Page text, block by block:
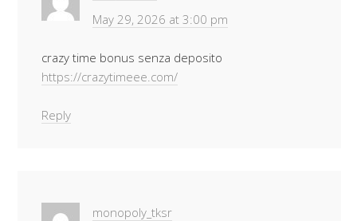
May 29, 2026 at 3:00 pm
crazy time bonus senza deposito
https://crazytimeee.com/
Reply
monopoly_tksr